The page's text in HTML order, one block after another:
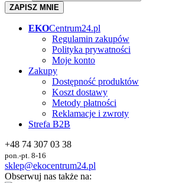
ZAPISZ MNIE
EKOCentrum24.pl
Regulamin zakupów
Polityka prywatności
Moje konto
Zakupy
Dostępność produktów
Koszt dostawy
Metody płatności
Reklamacje i zwroty
Strefa B2B
+48 74 307 03 38
pon.-pt. 8-16
sklep@ekocentrum24.pl
Obserwuj nas także na: